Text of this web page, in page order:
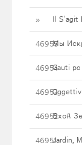
» Il S’agit
46955Мы
46954Gauti
46953
46952Вход
46951Jardin,